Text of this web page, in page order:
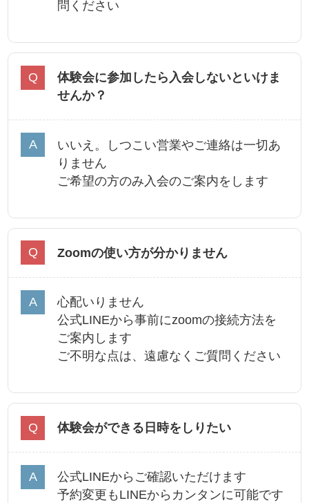
問ください
体験会に参加したら入会しないといけま
せんか？
いいえ。しつこい営業やご連絡は一切あ
りません
ご希望の方のみ入会のご案内をします
Zoomの使い方が分かりません
心配いりません
公式LINEから事前にzoomの接続方法を
ご案内します
ご不明な点は、遠慮なくご質問ください
体験会ができる日時をしりたい
公式LINEからご確認いただけます
予約変更もLINEからカンタンに可能です